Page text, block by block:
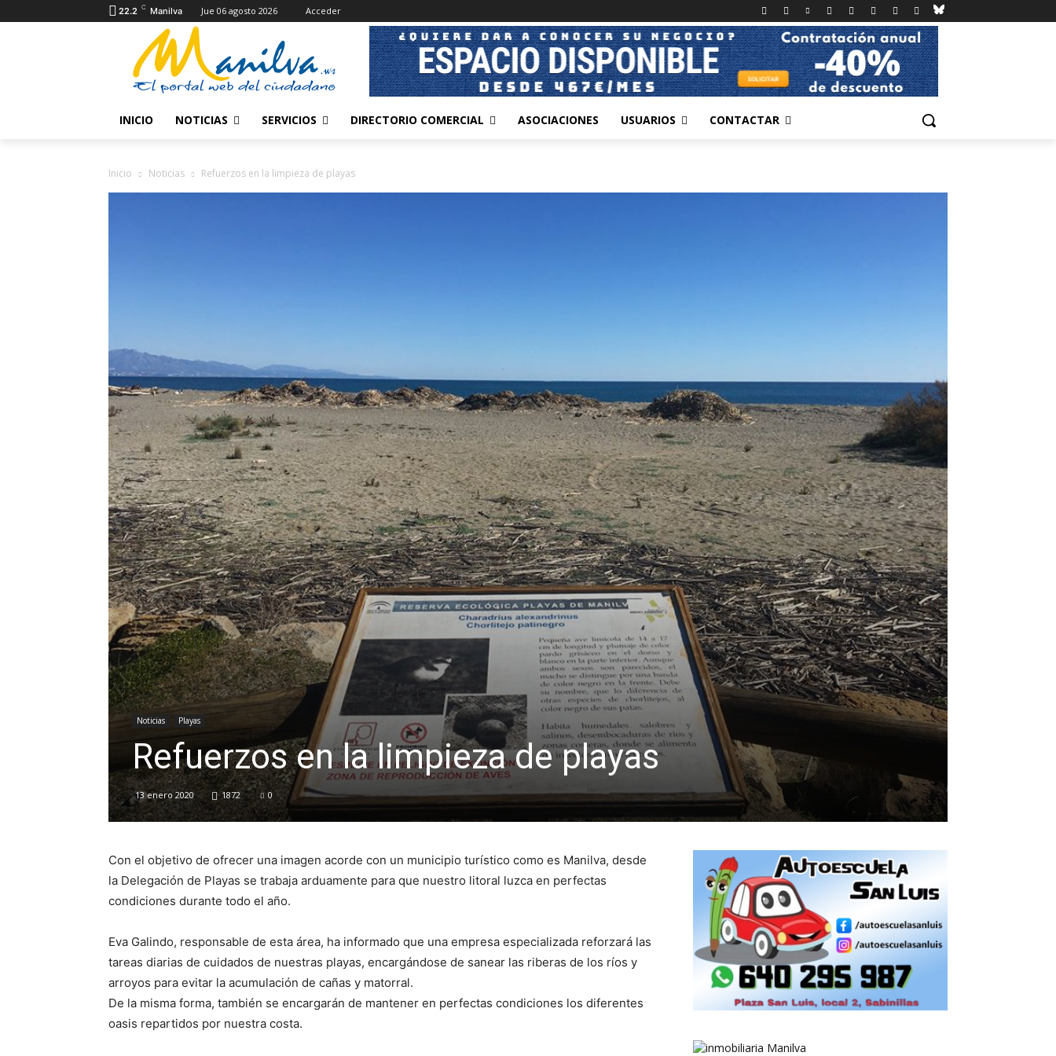
22.2 C Manilva Jue 06 agosto 2026 Acceder
INICIO NOTICIAS SERVICIOS DIRECTORIO COMERCIAL ASOCIACIONES USUARIOS CONTACTAR
Inicio Noticias Refuerzos en la limpieza de playas
Noticias Playas
Refuerzos en la limpieza de playas
13 enero 2020 1872 0
Con el objetivo de ofrecer una imagen acorde con un municipio turístico como es Manilva, desde
la Delegación de Playas se trabaja arduamente para que nuestro litoral luzca en perfectas
condiciones durante todo el año.
Eva Galindo, responsable de esta área, ha informado que una empresa especializada reforzará las
tareas diarias de cuidados de nuestras playas, encargándose de sanear las riberas de los ríos y
arroyos para evitar la acumulación de cañas y matorral.
De la misma forma, también se encargarán de mantener en perfectas condiciones los diferentes
oasis repartidos por nuestra costa.